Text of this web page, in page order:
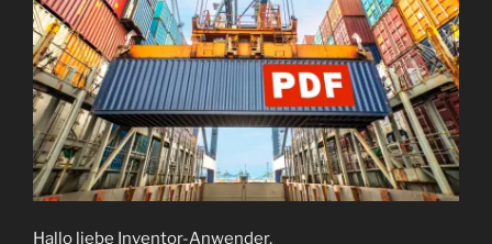
Hallo liebe Inventor-Anwender,